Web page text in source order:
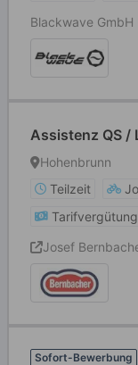
Blackwave GmbH
Assistenz QS /
Hohenbrunn
Teilzeit
Tarifvergütung
Josef
Sofort-Bewerbung